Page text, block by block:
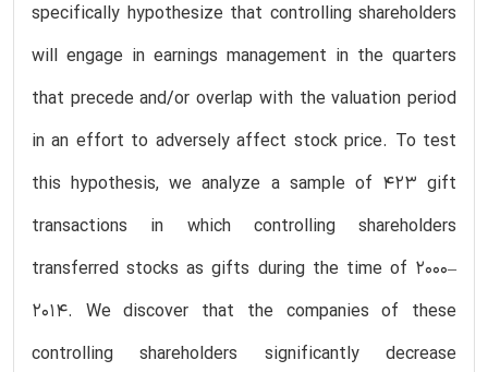
specifically hypothesize that controlling shareholders
will engage in earnings management in the quarters
that precede and/or overlap with the valuation period
in an effort to adversely affect stock price. To test
this hypothesis, we analyze a sample of 423 gift
transactions in which controlling shareholders
transferred stocks as gifts during the time of 2000–
2014. We discover that the companies of these
controlling shareholders significantly decrease